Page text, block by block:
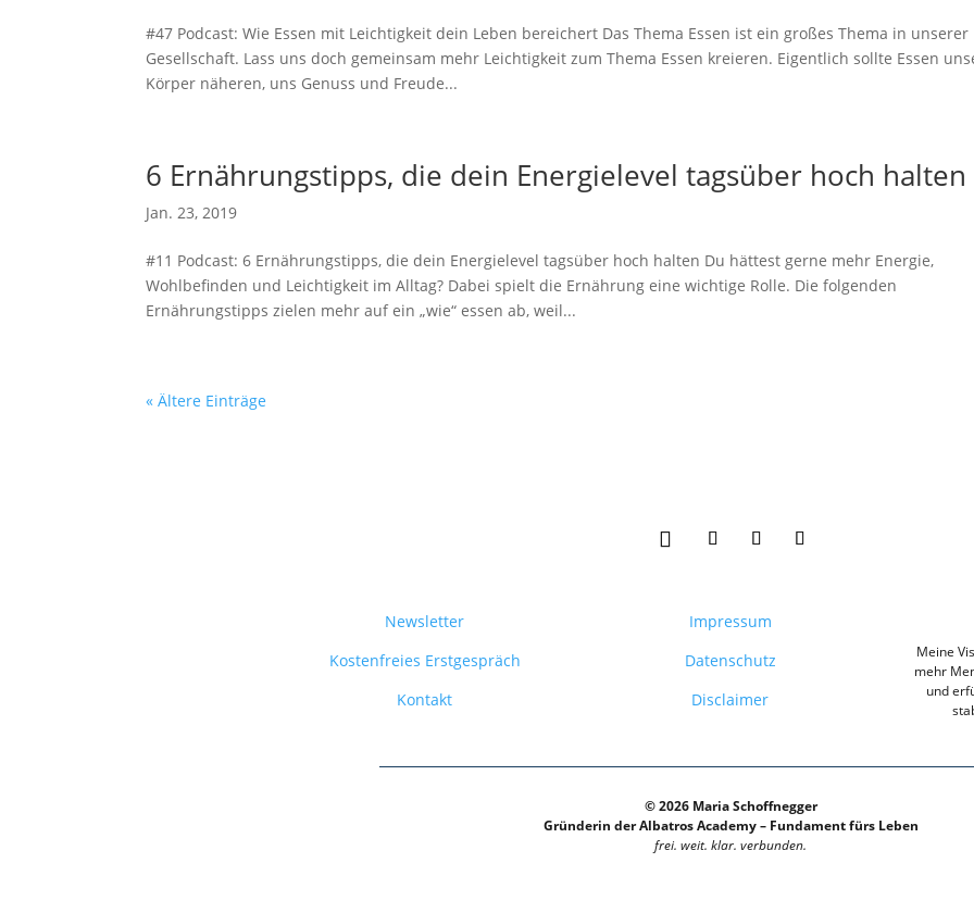
#47 Podcast: Wie Essen mit Leichtigkeit dein Leben bereichert Das Thema Essen ist ein großes Thema in unserer
Gesellschaft. Lass uns doch gemeinsam mehr Leichtigkeit zum Thema Essen kreieren. Eigentlich sollte Essen
Körper näheren, uns Genuss und Freude...
6 Ernährungstipps, die dein Energielevel tagsüber hoch halten
Jan. 23, 2019
#11 Podcast: 6 Ernährungstipps, die dein Energielevel tagsüber hoch halten Du hättest gerne mehr Energie,
Wohlbefinden und Leichtigkeit im Alltag? Dabei spielt die Ernährung eine wichtige Rolle. Die folgenden
Ernährungstipps zielen mehr auf ein „wie“ essen ab, weil...
« Ältere Einträge
Newsletter
Kostenfreies Erstgespräch
Kontakt
Impressum
Datenschutz
Disclaimer
Meine
mehr
und
© 2026 Maria Schoffnegger
Gründerin der Albatros Academy – Fundament fürs Leben
frei. weit. klar. verbunden.